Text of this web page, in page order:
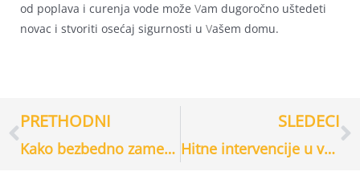
od poplava i curenja vode može Vam dugoročno uštedeti
novac i stvoriti osećaj sigurnosti u Vašem domu.
Prev
PRETHODNI
Kako bezbedno zameniti prekidač ili utičnicu
SLEDECI
Hitne intervencije u vezi sa kvarom na krovu: Šta treba da uradite odmah